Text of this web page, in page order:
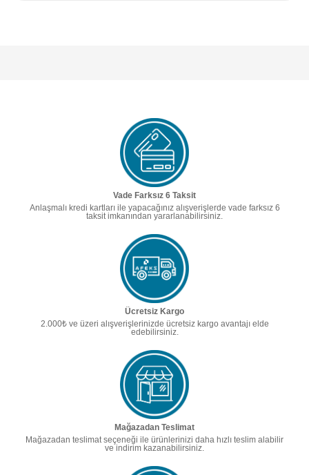
Vade Farksız 6 Taksit
Anlaşmalı kredi kartları ile yapacağınız alışverişlerde vade farksız 6
taksit imkanından yararlanabilirsiniz.
Ücretsiz Kargo
2.000₺ ve üzeri alışverişlerinizde ücretsiz kargo avantajı elde
edebilirsiniz.
Mağazadan Teslimat
Mağazadan teslimat seçeneği ile ürünlerinizi daha hızlı teslim alabilir
ve indirim kazanabilirsiniz.